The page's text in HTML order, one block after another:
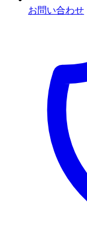
お問い合わせ